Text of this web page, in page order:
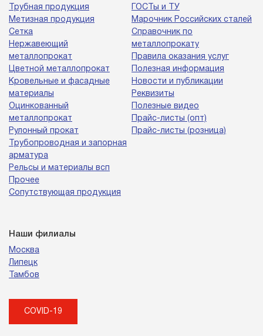
Трубная продукция
Метизная продукция
Сетка
Нержавеющий
металлопрокат
Цветной металлопрокат
Кровельные и фасадные
материалы
Оцинкованный
металлопрокат
Рулонный прокат
Трубопроводная и запорная
арматура
Рельсы и материалы всп
Прочее
Сопутствующая продукция
ГОСТы и ТУ
Марочник Российских сталей
Справочник по
металлопрокату
Правила оказания услуг
Полезная информация
Новости и публикации
Реквизиты
Полезные видео
Прайс-листы (опт)
Прайс-листы (розница)
Наши филиалы
Москва
Липецк
Тамбов
COVID-19